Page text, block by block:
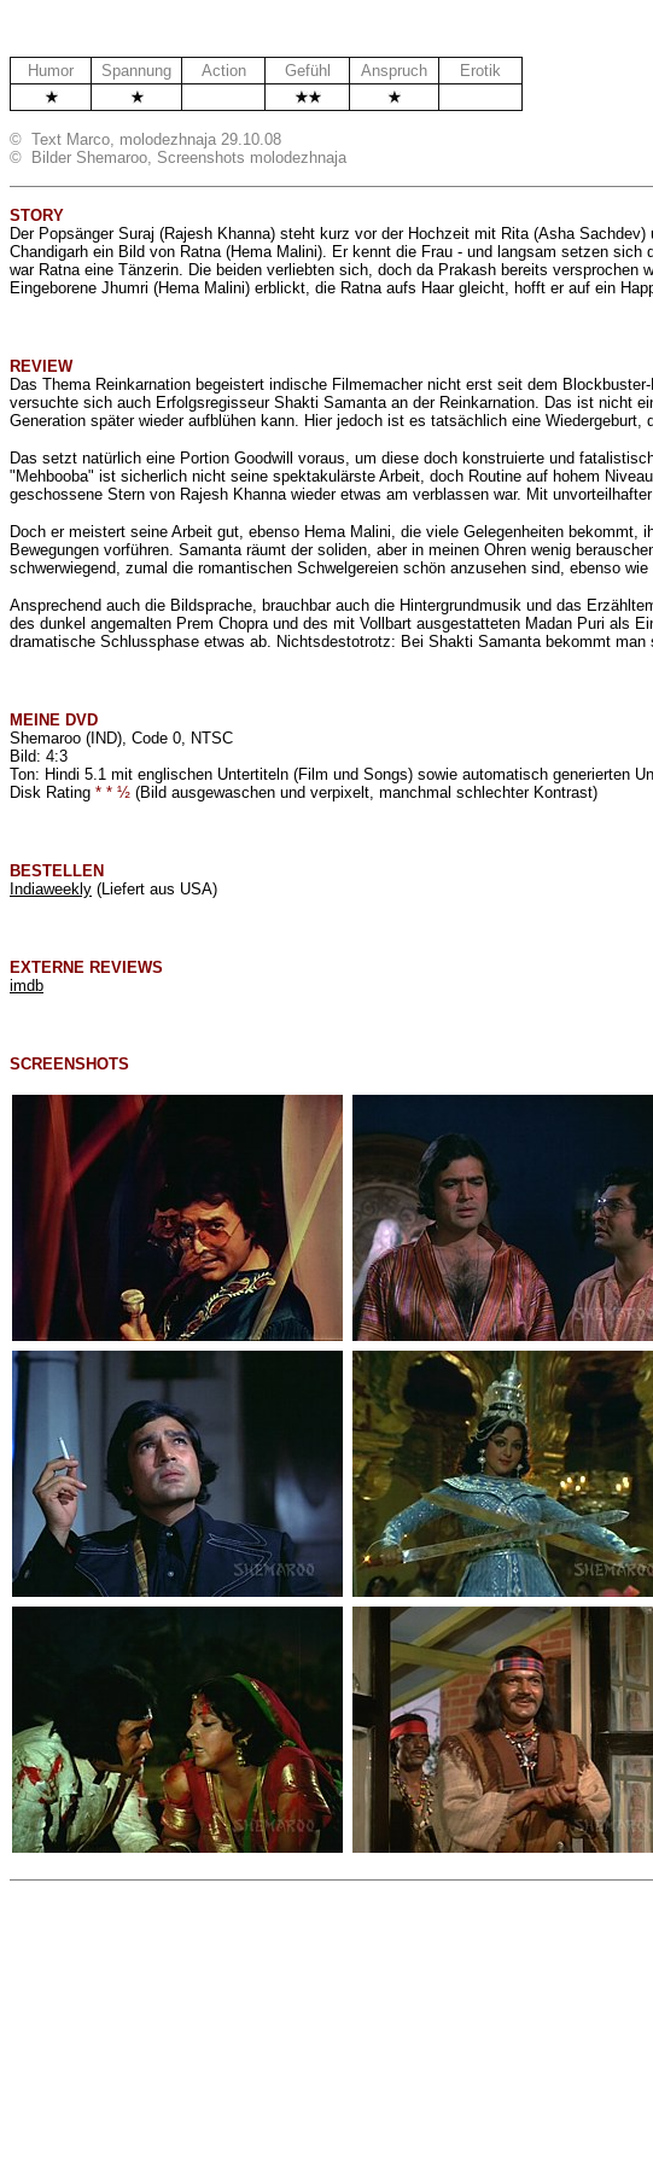
Humor Spannung Action Gefühl Anspruch
Erotik
© Text Marco, molodezhnaja 29.10.08
© Bilder Shemaroo, Screenshots molodezhnaja
STORY
Der Popsänger Suraj (Rajesh Khanna) steht kurz vor der Hochzeit mit Rita (Asha
Chandigarh ein Bild von Ratna (Hema Malini). Er kennt die Frau - und langsam setzen
war Ratna eine Tänzerin. Die beiden verliebten sich, doch da Prakash bereits
Eingeborene Jhumri (Hema Malini) erblickt, die Ratna aufs Haar gleicht, hofft er auf ein
REVIEW
Das Thema Reinkarnation begeistert indische Filmemacher nicht erst seit dem
versuchte sich auch Erfolgsregisseur Shakti Samanta an der Reinkarnation. Das ist nicht
Generation später wieder aufblühen kann. Hier jedoch ist es tatsächlich eine Wiedergeburt,
Das setzt natürlich eine Portion Goodwill voraus, um diese doch konstruierte und
"Mehbooba" ist sicherlich nicht seine spektakulärste Arbeit, doch Routine auf hohem
geschossene Stern von Rajesh Khanna wieder etwas am verblassen war. Mit unvorteilhafter
Doch er meistert seine Arbeit gut, ebenso Hema Malini, die viele Gelegenheiten
Bewegungen vorführen. Samanta räumt der soliden, aber in meinen Ohren wenig
schwerwiegend, zumal die romantischen Schwelgereien schön anzusehen sind, ebenso
Ansprechend auch die Bildsprache, brauchbar auch die Hintergrundmusik und das
des dunkel angemalten Prem Chopra und des mit Vollbart ausgestatteten Madan Puri als
dramatische Schlussphase etwas ab. Nichtsdestotrotz: Bei Shakti Samanta bekommt
MEINE DVD
Shemaroo (IND), Code 0, NTSC
Bild: 4:3
Ton: Hindi 5.1 mit englischen Untertiteln (Film und Songs) sowie automatisch generierten
Disk Rating * * ½ (Bild ausgewaschen und verpixelt, manchmal schlechter Kontrast)
BESTELLEN
Indiaweekly (Liefert aus USA)
EXTERNE REVIEWS
imdb
SCREENSHOTS